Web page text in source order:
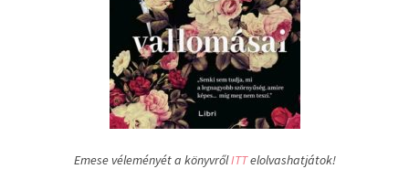
Emese véleményét a könyvrőlITTelolvashatjátok!